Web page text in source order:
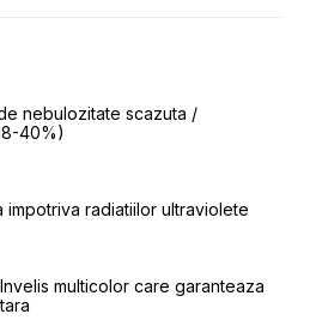
nebulozitate scazuta /
40%)
radiatiilor ultraviolete
multicolor care garanteaza